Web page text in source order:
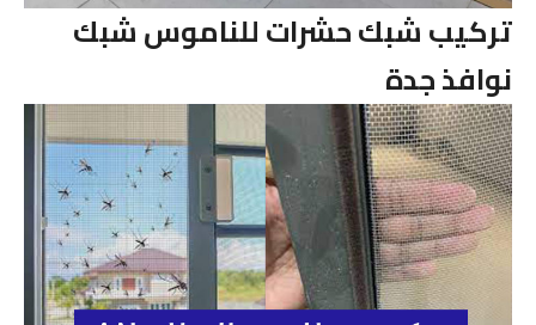
تركيب شبك حشرات للناموس شبك
نوافذ جدة